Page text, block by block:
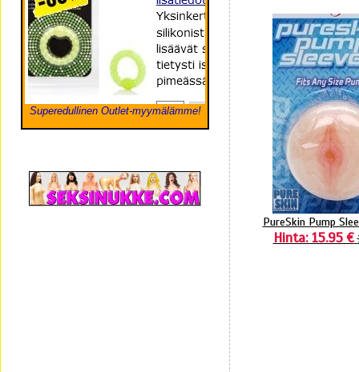
Superedullinen Outlet-myymälämme!
PureSkin Pump
Hinta: 15.95 €